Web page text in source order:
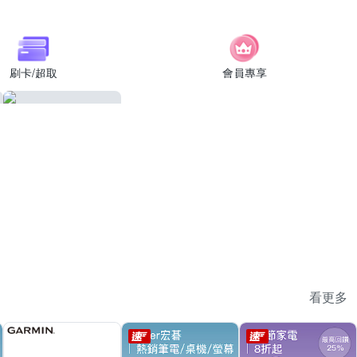
刷卡/超取 會員專享
看更多